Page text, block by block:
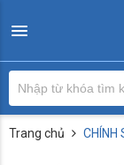
Trang chủ CHÍNH